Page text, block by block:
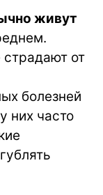
живут
от
болезней
них часто